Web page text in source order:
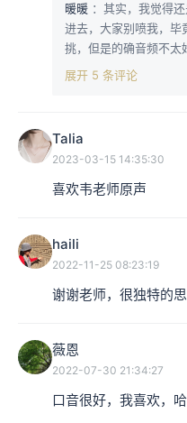
暖暖 ：其实，我觉得
进去，大家别喷我，毕
挑，但是的确音频不太
展开 5 条评论
Talia
2023-03-15 14:35:30
喜欢韦老师原声
haili
2022-11-25 08:23:19
谢谢老师，很独特的思
薇恩
2022-07-30 21:34:27
口音很好，我喜欢，